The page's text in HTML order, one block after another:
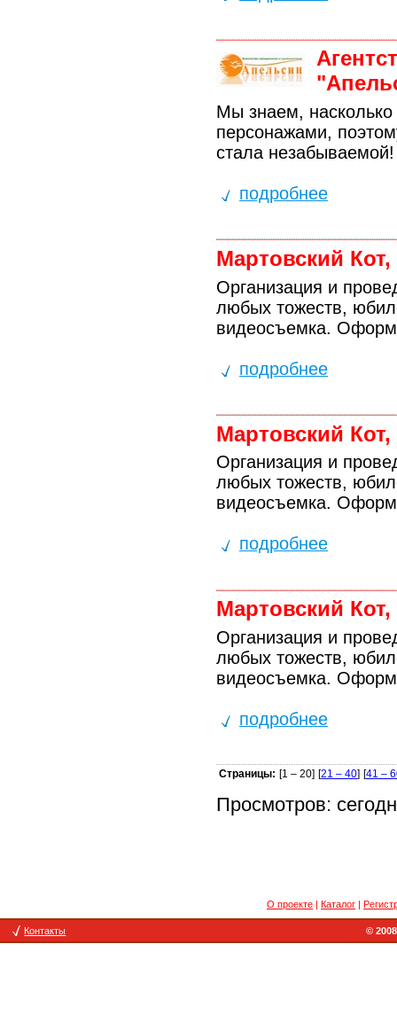
Мы знаем,
персонажами,
стала незабываемой!
подробнее
Мартовский
Организация и
любых тожеств,
видеосъемка.
подробнее
Мартовский
Организация и
любых тожеств,
видеосъемка.
подробнее
Мартовский
Организация и
любых тожеств,
видеосъемка.
подробнее
Страницы: [1 – 20] [21 – 40] [41 –
Просмотров:
О проекте Каталог
Контакты ©